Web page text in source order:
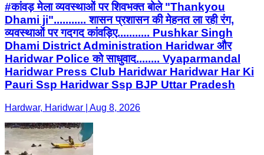
#कांवड़ मेला व्यवस्थाओं पर शिवभक्त बोले "Thankyou
Dhami ji"........... शासन प्रशासन की मेहनत ला रही रंग,
व्यवस्थाओं पर गदगद कांवड़िए........... Pushkar Singh
Dhami District Administration Haridwar और
Haridwar Police को साधुवाद........ Vyaparmandal
Haridwar Press Club Haridwar Haridwar Har Ki
Pauri Ssp Haridwar Ssp BJP Uttar Pradesh
Hardwar, Haridwar | Aug 8, 2026